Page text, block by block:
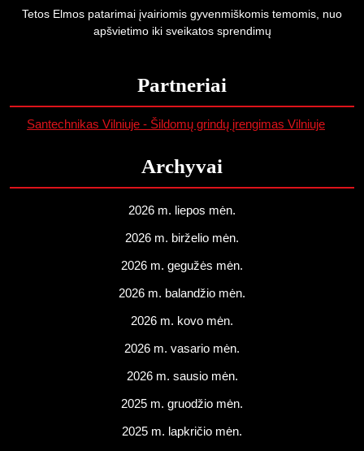
Tetos Elmos patarimai įvairiomis gyvenmiškomis temomis, nuo
apšvietimo iki sveikatos sprendimų
Partneriai
Santechnikas Vilniuje - Šildomų grindų įrengimas Vilniuje
Archyvai
2026 m. liepos mėn.
2026 m. birželio mėn.
2026 m. gegužės mėn.
2026 m. balandžio mėn.
2026 m. kovo mėn.
2026 m. vasario mėn.
2026 m. sausio mėn.
2025 m. gruodžio mėn.
2025 m. lapkričio mėn.